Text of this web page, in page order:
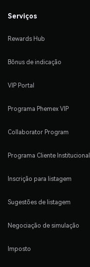
Serviços
Rewards Hub
Bônus de indicação
VIP Portal
Programa Phemex VIP
Collaborator Program
Programa Cliente Institucional
Inscrição para listagem
Sugestões de listagem
Negociação de simulação
Imposto